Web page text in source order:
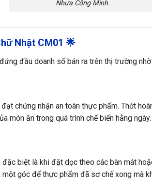
Nhựa Công Minh
Nhật CM01 🌟
đầu doanh số bán ra trên thị trường
chứng nhận an toàn thực phẩm. Thớt
món ăn trong quá trình chế biến hằng ngày.
biệt là khi đặt dọc theo các bàn mát
góc để thực phẩm đã sơ chế xong mà